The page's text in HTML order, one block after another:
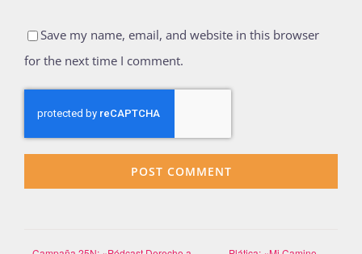
Save my name, email, and website in this browser
for the next time I comment.